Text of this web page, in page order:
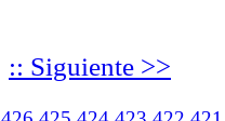
:: Siguiente >>